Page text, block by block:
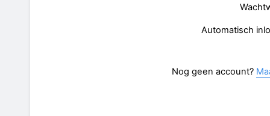
Automatisch
Nog geen account?